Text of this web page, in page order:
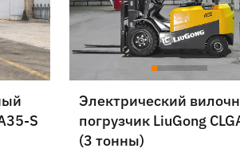
S
Электрический
погрузчик LiuGong
(3 тонны)